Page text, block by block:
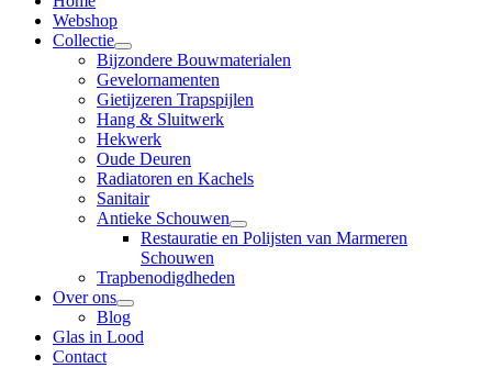
Webshop
Collectie
Bijzondere Bouwmaterialen
Gevelornamenten
Gietijzeren Trapspijlen
Hang & Sluitwerk
Hekwerk
Oude Deuren
Radiatoren en Kachels
Sanitair
Antieke Schouwen
Restauratie en Polijsten van Marmeren
Schouwen
Trapbenodigdheden
Over ons
Blog
Glas in Lood
Contact